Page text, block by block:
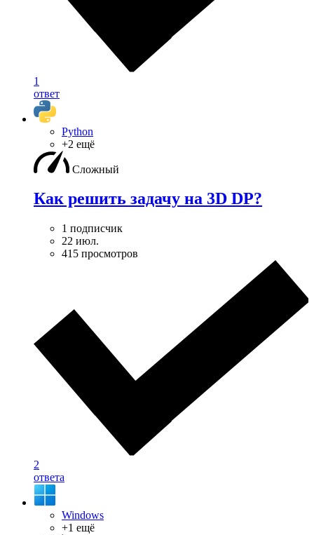
1
ответ
Python
+2 ещё
Сложный
Как решить задачу на 3D DP?
1 подписчик
22 июл.
415 просмотров
2
ответа
Windows
+1 ещё